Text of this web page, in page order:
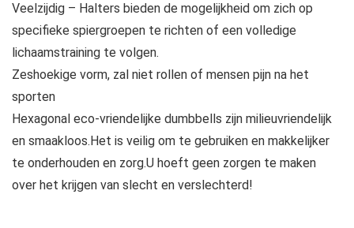
Veelzijdig – Halters bieden de mogelijkheid om zich op
specifieke spiergroepen te richten of een volledige
lichaamstraining te volgen.
Zeshoekige vorm, zal niet rollen of mensen pijn na het
sporten
Hexagonal eco-vriendelijke dumbbells zijn milieuvriendelijk
en smaakloos.Het is veilig om te gebruiken en makkelijker
te onderhouden en zorg.U hoeft geen zorgen te maken
over het krijgen van slecht en verslechterd!